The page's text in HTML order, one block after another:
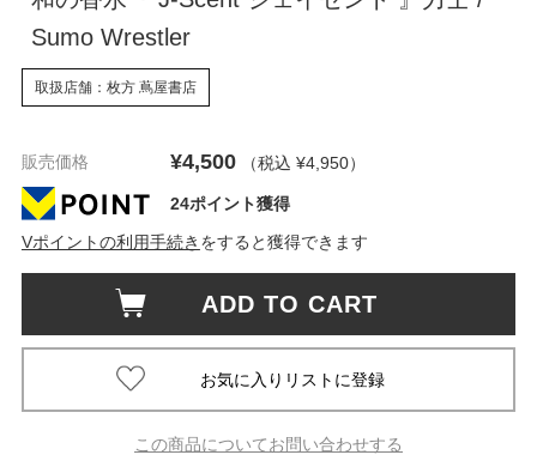
Sumo Wrestler
取扱店舗：枚方 蔦屋書店
販売価格 ¥4,500 （税込 ¥4,950）
24ポイント獲得
Vポイントの利用手続き をすると獲得できます
ADD TO CART
この商品についてお問い合わせする